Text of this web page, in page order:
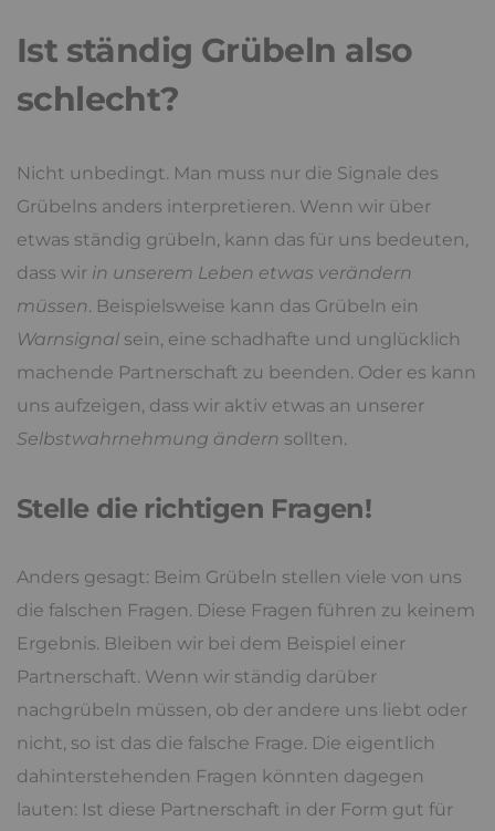
Ist ständig Grübeln also
schlecht?
Nicht unbedingt. Man muss nur die Signale des
Grübelns anders interpretieren. Wenn wir über
etwas ständig grübeln, kann das für uns bedeuten,
dass wir in unserem Leben etwas verändern
müssen. Beispielsweise kann das Grübeln ein
Warnsignal sein, eine schadhafte und unglücklich
machende Partnerschaft zu beenden. Oder es kann
uns aufzeigen, dass wir aktiv etwas an unserer
Selbstwahrnehmung ändern sollten.
Stelle die richtigen Fragen!
Anders gesagt: Beim Grübeln stellen viele von uns
die falschen Fragen. Diese Fragen führen zu keinem
Ergebnis. Bleiben wir bei dem Beispiel einer
Partnerschaft. Wenn wir ständig darüber
nachgrübeln müssen, ob der andere uns liebt oder
nicht, so ist das die falsche Frage. Die eigentlich
dahinterstehenden Fragen könnten dagegen
lauten: Ist diese Partnerschaft in der Form gut für